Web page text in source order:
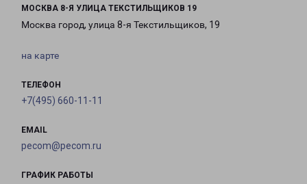
МОСКВА 8-Я УЛИЦА ТЕКСТИЛЬЩИКОВ 19
Москва город, улица 8-я Текстильщиков, 19
на карте
ТЕЛЕФОН
+7(495) 660-11-11
EMAIL
pecom@pecom.ru
ГРАФИК РАБОТЫ